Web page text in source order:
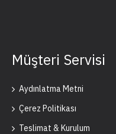
Müşteri Servisi
Aydınlatma Metni
Çerez Politikası
Teslimat & Kurulum